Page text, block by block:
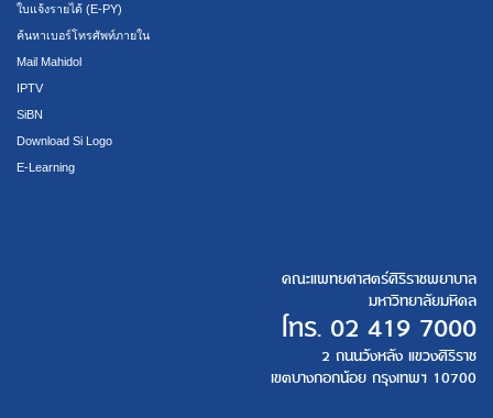
ใบแจ้งรายได้ (E-PY)
ค้นหาเบอร์โทรศัพท์ภายใน
Mail Mahidol
IPTV
SiBN
Download Si Logo
E-Learning
คณะแพทยศาสตร์ศิริราชพยาบาล
มหาวิทยาลัยมหิดล
โทร. 02 419 7000
2 ถนนวังหลัง แขวงศิริราช
เขตบางกอกน้อย กรุงเทพฯ 10700